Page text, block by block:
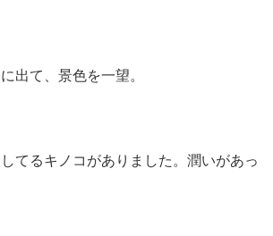
出て、景色を一望。
てるキノコがありました。潤いがあっ